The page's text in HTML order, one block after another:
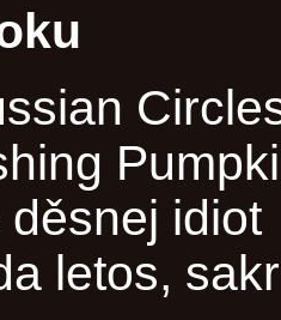
idiot
letos,